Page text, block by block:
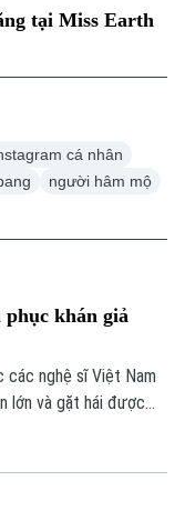
tại Miss Earth
cá nhân
người hâm mộ
phục khán giả
các nghệ sĩ Việt Nam
lớn và gặt hái được
dụ tiêu biểu khi cô